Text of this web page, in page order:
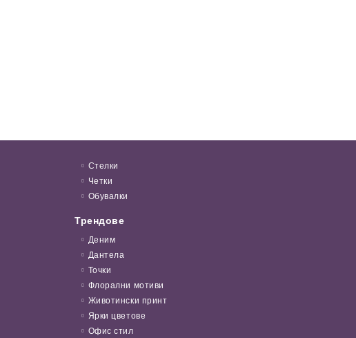
Стелки
Четки
Обувалки
Трендове
Деним
Дантела
Точки
Флорални мотиви
Животински принт
Ярки цветове
Офис стил